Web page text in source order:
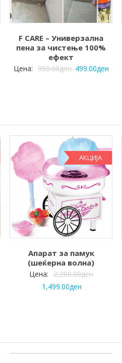
F CARE – Универзална
пена за чистење 100%
ефект
Цена: 950.00ден 499.00ден
АКЦИЈА
Апарат за памук
(шеќерна волна)
Цена: 2,200.00ден
1,499.00ден